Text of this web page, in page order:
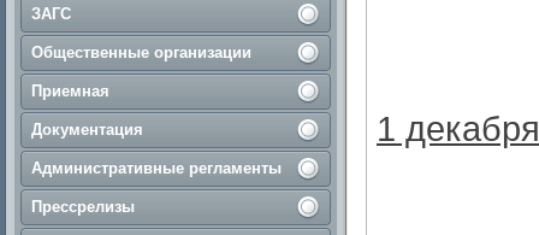
ЗАГС
Общественные организации
Приемная
Документация
Административные регламенты
Прессрелизы
1